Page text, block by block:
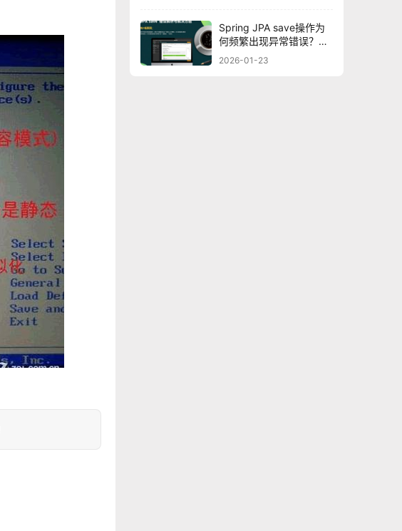
Spring JPA save操作为
何频繁出现异常错误？探
究深层原因及解决方案！
2026-01-23